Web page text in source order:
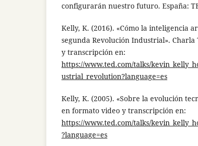
configurarán nuestro futuro. España:
Kelly, K. (2016). «Cómo la inteligencia
segunda Revolución Industrial».
y transcripción en:
https://www.ted.com/talks/
ustrial_revolution?language=es
Kelly, K. (2005). «Sobre la evolución
en formato video y transcripción en:
https://www.ted.com/talks/
?language=es